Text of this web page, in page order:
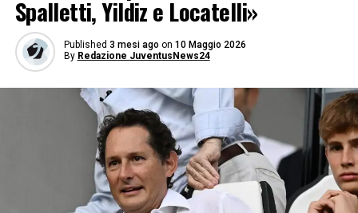
Spalletti, Yildiz e Locatelli»
Published 3 mesi ago on 10 Maggio 2026
By Redazione JuventusNews24